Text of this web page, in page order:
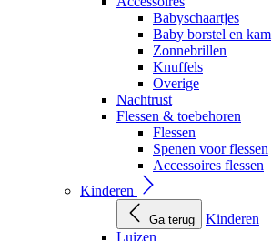
Babyschaartjes
Baby borstel en kam
Zonnebrillen
Knuffels
Overige
Nachtrust
Flessen & toebehoren
Flessen
Spenen voor flessen
Accessoires flessen
Kinderen
Ga terug
Kinderen
Luizen